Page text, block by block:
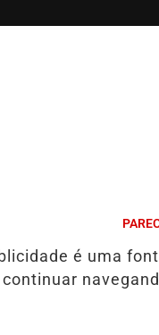
MASCULINO DA DIVISÃO
é uma
continuar